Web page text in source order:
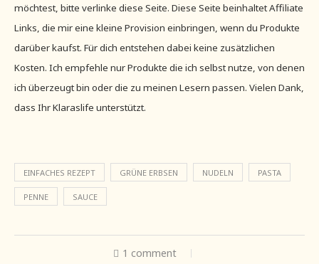
möchtest, bitte verlinke diese Seite. Diese Seite beinhaltet Affiliate
Links, die mir eine kleine Provision einbringen, wenn du Produkte
darüber kaufst. Für dich entstehen dabei keine zusätzlichen
Kosten. Ich empfehle nur Produkte die ich selbst nutze, von denen
ich überzeugt bin oder die zu meinen Lesern passen. Vielen Dank,
dass Ihr Klaraslife unterstützt.
EINFACHES REZEPT GRÜNE ERBSEN NUDELN PASTA
PENNE SAUCE
1 comment